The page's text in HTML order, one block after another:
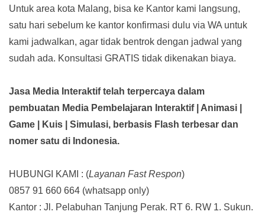
Untuk area kota Malang, bisa ke Kantor kami langsung,
satu hari sebelum ke kantor konfirmasi dulu via WA untuk
kami jadwalkan, agar tidak bentrok dengan jadwal yang
sudah ada. Konsultasi GRATIS tidak dikenakan biaya.
Jasa Media Interaktif telah terpercaya dalam
pembuatan Media Pembelajaran Interaktif| Animasi |
Game | Kuis | Simulasi, berbasis Flash terbesar dan
nomer satu di Indonesia.
HUBUNGI KAMI : (Layanan Fast Respon)
0857 91 660 664 (whatsapp only)
Kantor : Jl. Pelabuhan Tanjung Perak. RT 6. RW 1. Sukun.